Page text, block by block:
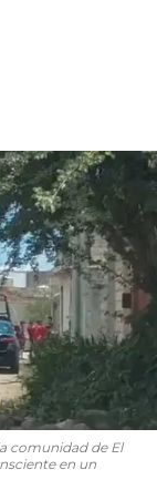
comunidad de El
en un